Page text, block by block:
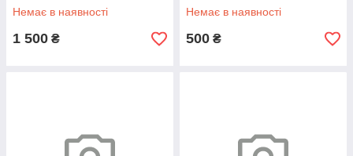
Немає в наявності
1 500 ₴
Немає в наявності
500 ₴